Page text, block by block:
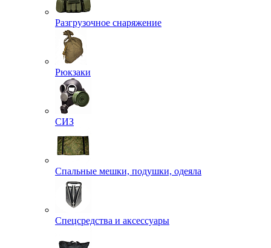
Разгрузочное снаряжение
Рюкзаки
СИЗ
Спальные мешки, подушки, одеяла
Спецсредства и аксессуары